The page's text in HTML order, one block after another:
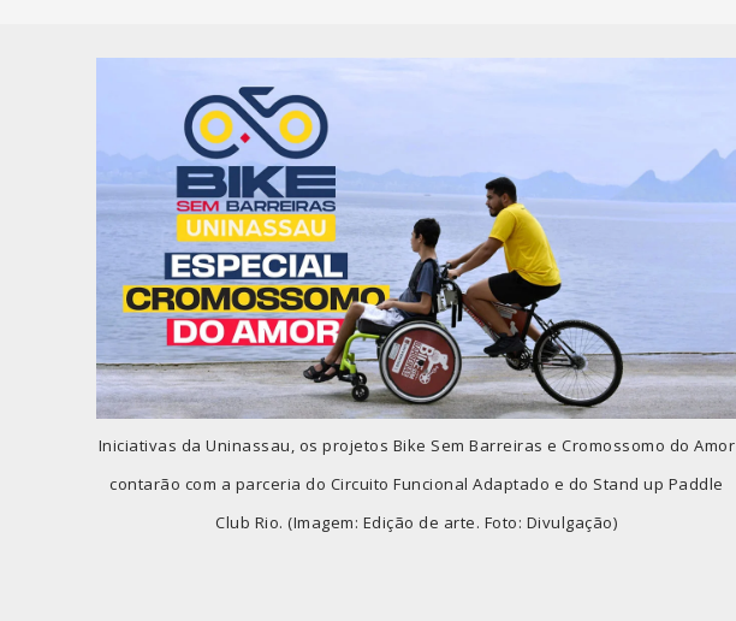
Iniciativas da Uninassau, os projetos Bike Sem Barreiras e Cromossomo do Amor
contarão com a parceria do Circuito Funcional Adaptado e do Stand up Paddle
Club Rio. (Imagem: Edição de arte. Foto: Divulgação)